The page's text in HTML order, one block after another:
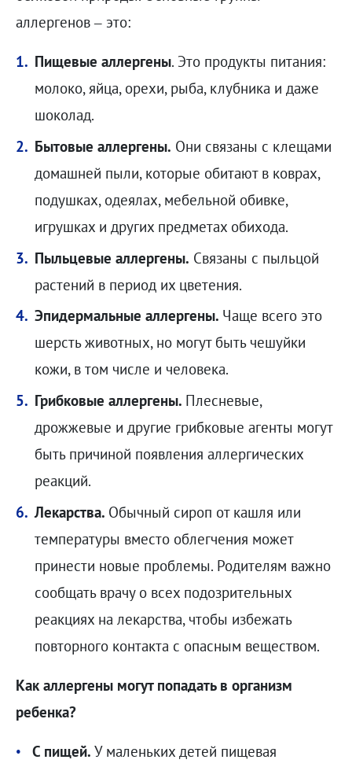
аллергенов – это:
Пищевые аллергены. Это продукты питания:
молоко, яйца, орехи, рыба, клубника и даже
шоколад.
Бытовые аллергены. Они связаны с клещами
домашней пыли, которые обитают в коврах,
подушках, одеялах, мебельной обивке,
игрушках и других предметах обихода.
Пыльцевые аллергены. Связаны с пыльцой
растений в период их цветения.
Эпидермальные аллергены. Чаще всего это
шерсть животных, но могут быть чешуйки
кожи, в том числе и человека.
Грибковые аллергены. Плесневые,
дрожжевые и другие грибковые агенты могут
быть причиной появления аллергических
реакций.
Лекарства. Обычный сироп от кашля или
температуры вместо облегчения может
принести новые проблемы. Родителям важно
сообщать врачу о всех подозрительных
реакциях на лекарства, чтобы избежать
повторного контакта с опасным веществом.
Как аллергены могут попадать в организм
ребенка?
С пищей. У маленьких детей пищевая